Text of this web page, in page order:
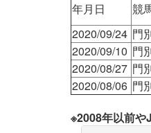
年月日
競
2020/09/24 門
2020/09/10 門
2020/08/27 門
2020/08/06 門
※2008年以前や